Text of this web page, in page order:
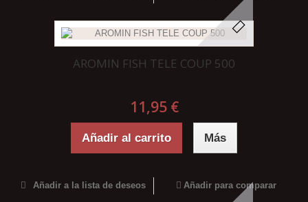
AROMIN FISH TELE COUP 500
11,95 €
Añadir al carrito Más
Añadir a la lista de deseos Añadir para comparar